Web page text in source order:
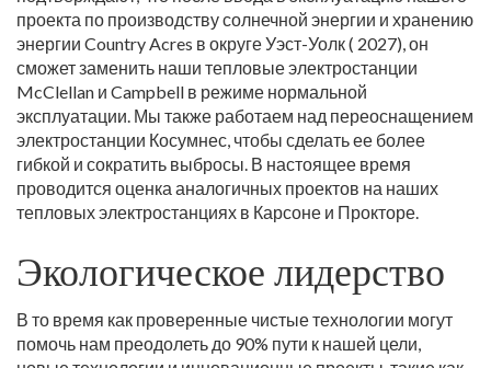
проекта по производству солнечной энергии и хранению
энергии Country Acres в округе Уэст-Уолк ( 2027), он
сможет заменить наши тепловые электростанции
McClellan и Campbell в режиме нормальной
эксплуатации. Мы также работаем над переоснащением
электростанции Косумнес, чтобы сделать ее более
гибкой и сократить выбросы. В настоящее время
проводится оценка аналогичных проектов на наших
тепловых электростанциях в Карсоне и Прокторе.
Экологическое лидерство
В то время как проверенные чистые технологии могут
помочь нам преодолеть до 90% пути к нашей цели,